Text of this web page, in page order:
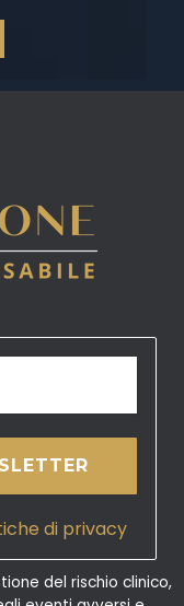
di privacy
del rischio clinico,